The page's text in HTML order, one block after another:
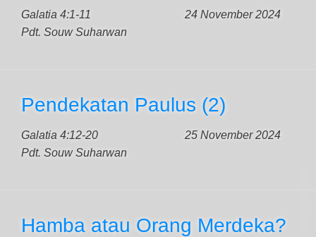
Galatia 4:1-11
24 November 2024
Pdt. Souw Suharwan
Pendekatan Paulus (2)
Galatia 4:12-20
25 November 2024
Pdt. Souw Suharwan
Hamba atau Orang Merdeka?